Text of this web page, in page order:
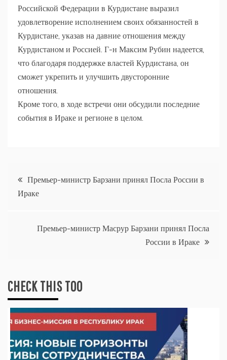
Российской Федерации в Курдистане выразил
удовлетворение исполнением своих обязанностей в
Курдистане, указав на давние отношения между
Курдистаном и Россией. Г-н Максим Рубин надеется,
что благодаря поддержке властей Курдистана, он
сможет укрепить и улучшить двусторонние
отношения.
Кроме того, в ходе встречи они обсудили последние
события в Ираке и регионе в целом.
Навигация
по
записям
Премьер-министр Барзани принял Посла России в
Ираке
Премьер-министр Масрур Барзани принял Посла
России в Ираке
CHECK THIS TOO